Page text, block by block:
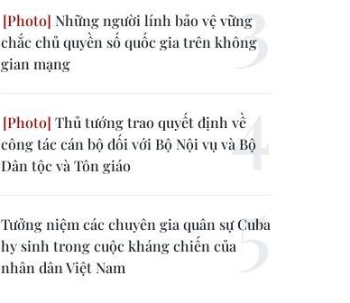
Những người lính bảo vệ vững
chắc chủ quyền số quốc gia trên không
gian mạng
Thủ tướng trao quyết định về
công tác cán bộ đối với Bộ Nội vụ và Bộ
Dân tộc và Tôn giáo
Tưởng niệm các chuyên gia quân sự Cuba
hy sinh trong cuộc kháng chiến của
nhân dân Việt Nam